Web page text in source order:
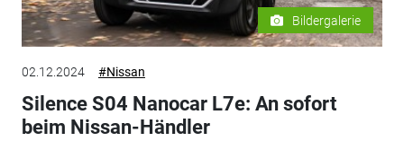
Bildergalerie
02.12.2024 #Nissan
Silence S04 Nanocar L7e: An sofort
beim Nissan-Händler